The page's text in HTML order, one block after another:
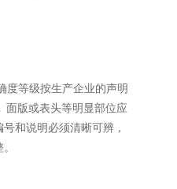
度等级按生产企业的声明
面版或表头等明显部位应
和说明必须清晰可辨，